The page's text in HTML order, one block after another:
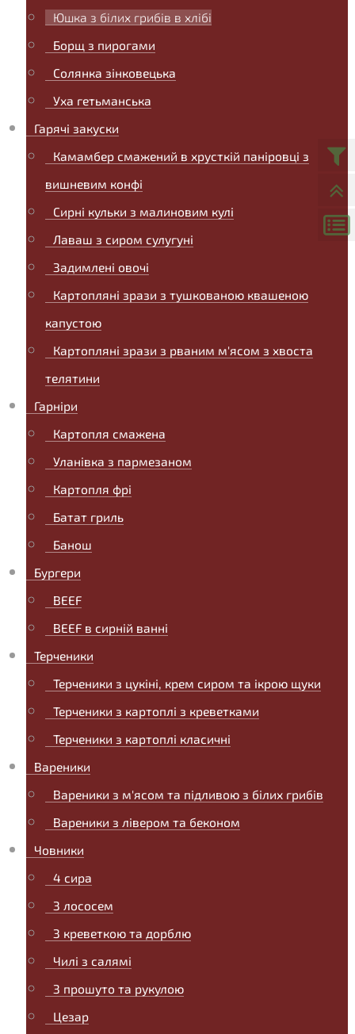
Юшка з білих грибів в хлібі
Борщ з пирогами
Солянка зінковецька
Уха гетьманська
Гарячі закуски
Камамбер смажений в хрусткій паніровці з
вишневим конфі
Сирні кульки з малиновим кулі
Лаваш з сиром сулугуні
Задимлені овочі
Картопляні зрази з тушкованою квашеною
капустою
Картопляні зрази з рваним м'ясом з хвоста
телятини
Гарніри
Картопля смажена
Уланівка з пармезаном
Картопля фрі
Батат гриль
Банош
Бургери
BEEF
BEEF в сирній ванні
Терченики
Терченики з цукіні, крем сиром та ікрою щуки
Терченики з картоплі з креветками
Терченики з картоплі класичні
Вареники
Вареники з м'ясом та підливою з білих грибів
Вареники з лівером та беконом
Човники
4 сира
З лососем
З креветкою та дорблю
Чилі з салямі
З прошуто та рукулою
Цезар